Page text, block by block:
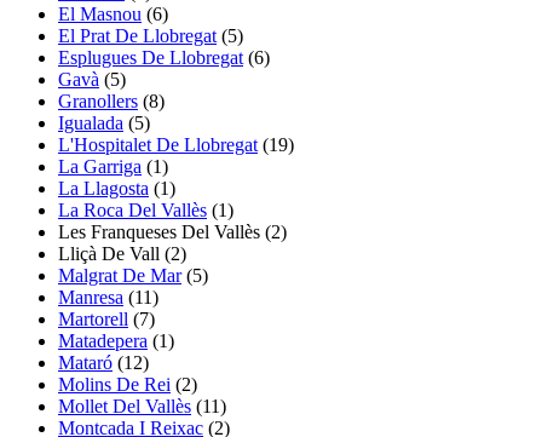
El Masnou (6)
El Prat De Llobregat (5)
Esplugues De Llobregat (6)
Gavà (5)
Granollers (8)
Igualada (5)
L'Hospitalet De Llobregat (19)
La Garriga (1)
La Llagosta (1)
La Roca Del Vallès (1)
Les Franqueses Del Vallès (2)
Lliçà De Vall (2)
Malgrat De Mar(5)
Manresa (11)
Martorell (7)
Matadepera (1)
Mataró (12)
Molins De Rei (2)
Mollet Del Vallès (11)
Montcada I Reixac (2)